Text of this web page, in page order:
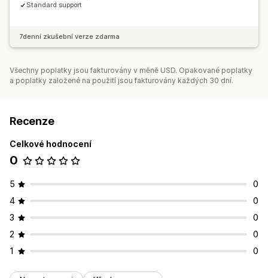
Standard support
7denní zkušební verze zdarma
Všechny poplatky jsou fakturovány v měně USD. Opakované poplatky
a poplatky založené na použití jsou fakturovány každých 30 dní.
Recenze
Celkové hodnocení
0
5
0
4
0
3
0
2
0
1
0